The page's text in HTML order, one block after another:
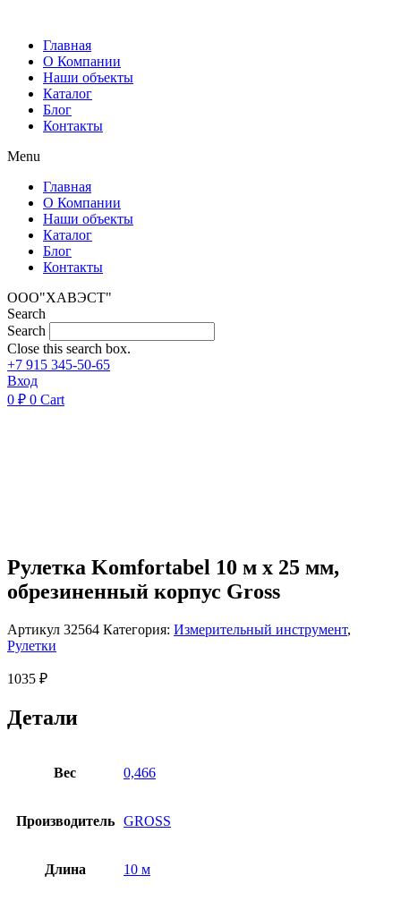
содержимому
Главная
О Компании
Наши объекты
Каталог
Блог
Контакты
Menu
Главная
О Компании
Наши объекты
Каталог
Блог
Контакты
ООО"ХАВЭСТ"
Search
Search
Close this search box.
+7 915 345-50-65
Вход
0 ₽ 0 Cart
Рулетка Komfortabel 10 м х 25 мм,
обрезиненный корпус Gross
Артикул 32564 Категория: Измерительный инструмент,
Рулетки
1035 ₽
Детали
Вес 0,466
Производитель GROSS
Длина 10 м